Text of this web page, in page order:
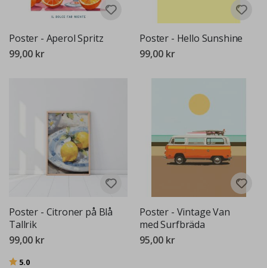
Poster - Aperol Spritz
99,00 kr
Poster - Hello Sunshine
99,00 kr
Poster - Citroner på Blå
Tallrik
99,00 kr
Betyg:
5.0
Poster - Vintage Van
med Surfbräda
95,00 kr